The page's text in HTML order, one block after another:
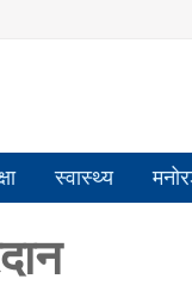
स्वास्थ्य